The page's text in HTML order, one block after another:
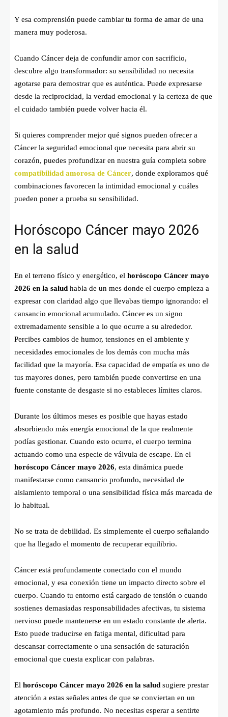
Y esa comprensión puede cambiar tu forma de amar de una
manera muy poderosa.
Cuando Cáncer deja de confundir amor con sacrificio,
descubre algo transformador: su sensibilidad no necesita
agotarse para demostrar que es auténtica. Puede expresarse
desde la reciprocidad, la verdad emocional y la certeza de que
el cuidado también puede volver hacia él.
Si quieres comprender mejor qué signos pueden ofrecer a
Cáncer la seguridad emocional que necesita para abrir su
corazón, puedes profundizar en nuestra guía completa sobre
compatibilidad amorosa de Cáncer, donde exploramos qué
combinaciones favorecen la intimidad emocional y cuáles
pueden poner a prueba su sensibilidad.
Horóscopo Cáncer mayo 2026
en la salud
En el terreno físico y energético, el horóscopo Cáncer mayo
2026 en la salud habla de un mes donde el cuerpo empieza a
expresar con claridad algo que llevabas tiempo ignorando: el
cansancio emocional acumulado. Cáncer es un signo
extremadamente sensible a lo que ocurre a su alrededor.
Percibes cambios de humor, tensiones en el ambiente y
necesidades emocionales de los demás con mucha más
facilidad que la mayoría. Esa capacidad de empatía es uno de
tus mayores dones, pero también puede convertirse en una
fuente constante de desgaste si no estableces límites claros.
Durante los últimos meses es posible que hayas estado
absorbiendo más energía emocional de la que realmente
podías gestionar. Cuando esto ocurre, el cuerpo termina
actuando como una especie de válvula de escape. En el
horóscopo Cáncer mayo 2026, esta dinámica puede
manifestarse como cansancio profundo, necesidad de
aislamiento temporal o una sensibilidad física más marcada de
lo habitual.
No se trata de debilidad. Es simplemente el cuerpo señalando
que ha llegado el momento de recuperar equilibrio.
Cáncer está profundamente conectado con el mundo
emocional, y esa conexión tiene un impacto directo sobre el
cuerpo. Cuando tu entorno está cargado de tensión o cuando
sostienes demasiadas responsabilidades afectivas, tu sistema
nervioso puede mantenerse en un estado constante de alerta.
Esto puede traducirse en fatiga mental, dificultad para
descansar correctamente o una sensación de saturación
emocional que cuesta explicar con palabras.
El horóscopo Cáncer mayo 2026 en la salud sugiere prestar
atención a estas señales antes de que se conviertan en un
agotamiento más profundo. No necesitas esperar a sentirte